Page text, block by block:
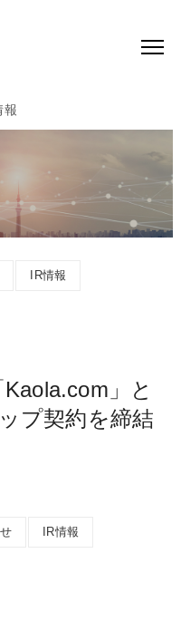
報
IR情報
」と
プ契約を締結
IR情報